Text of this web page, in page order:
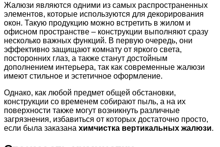
Жалюзи являются одними из самых распространенных
элементов, которые используются для декорирования
окон. Такую продукцию можно встретить в жилом и
офисном пространстве – конструкции выполняют сразу
несколько важных функций. В первую очередь, они
эффективно защищают комнату от яркого света,
посторонних глаз, а также станут достойным
дополнением интерьера, так как современные жалюзи
имеют стильное и эстетичное оформление.
Однако, как любой предмет общей обстановки,
конструкции со временем собирают пыль, а на их
поверхности также могут возникнуть различные
загрязнения, избавиться от которых достаточно просто,
если была заказана химчистка вертикальных жалюзи.